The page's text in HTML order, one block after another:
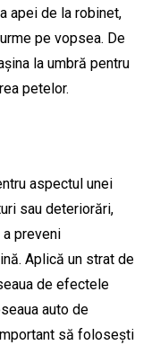
apei de la robinet,
pe vopsea. De
la umbră pentru
petelor.
aspectul unei
sau deteriorări,
preveni
Aplică un strat de
de efectele
auto de
să folosești